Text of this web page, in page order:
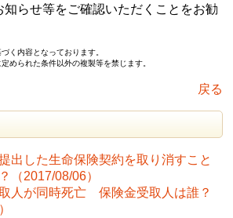
知らせ等をご確認いただくことをお勧
く内容となっております。
められた条件以外の複製等を禁じます。
戻る
出した生命保険契約を取り消すこと
（2017/08/06）
人が同時死亡 保険金受取人は誰？